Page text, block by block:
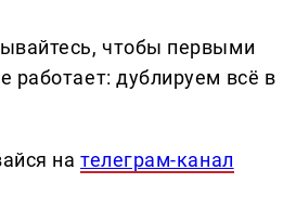
чтобы первыми
работает: дублируем всё в
нателеграм-канал